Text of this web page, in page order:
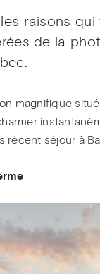
raisons
de la
magnifique
récent séjour à